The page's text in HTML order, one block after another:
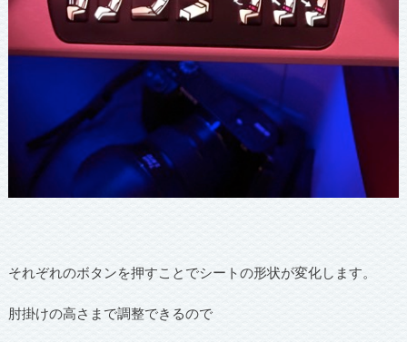
それぞれのボタンを押すことでシートの形状が変化します。
肘掛けの高さまで調整できるので